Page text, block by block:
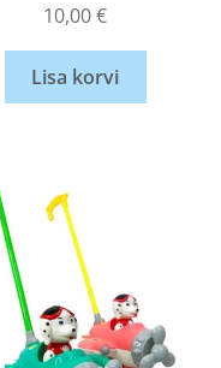
10,00€
Lisa korvi